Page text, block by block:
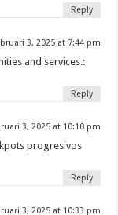
Reply
3, 2025 at 7:44 pm
and services.:
Reply
3, 2025 at 10:10 pm
progresivos
Reply
3, 2025 at 10:33 pm